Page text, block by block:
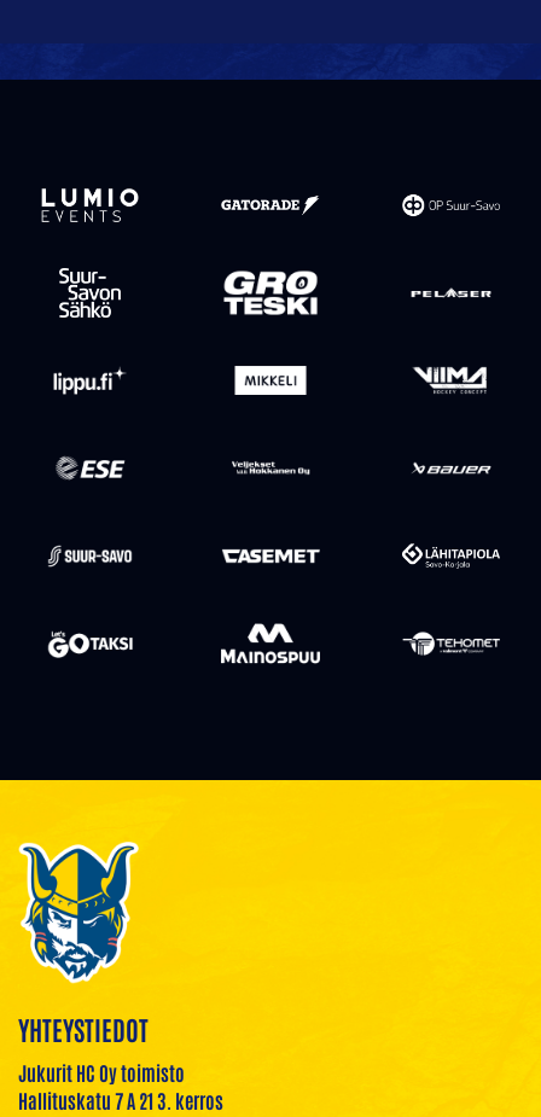
YHTEYSTIEDOT
Jukurit HC Oy toimisto
Hallituskatu 7 A 21 3. kerros